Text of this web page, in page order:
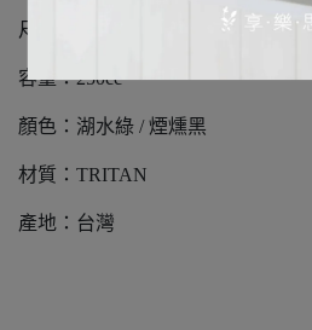
尺寸：直徑76xH105mm(厚度3mm)
容量：250cc
顏色：湖水綠 / 煙燻黑
材質：TRITAN
產地：台灣